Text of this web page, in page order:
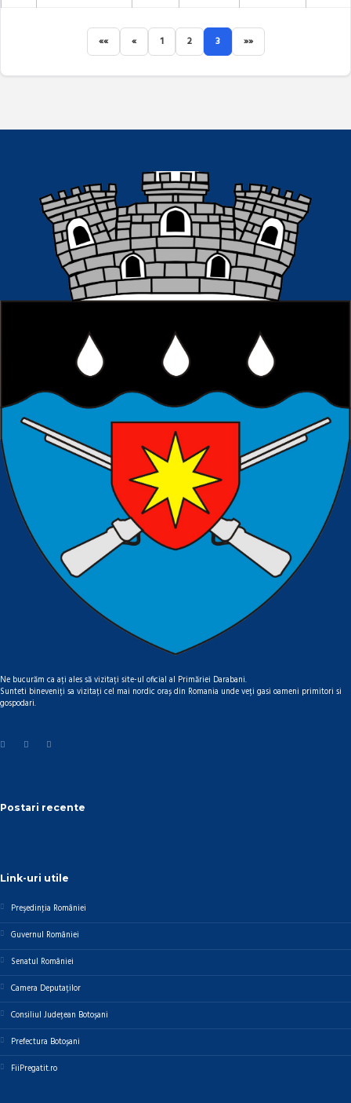
«« « 1 2 3 »»
Ne bucurăm ca ați ales să vizitați site-ul oficial al Primăriei Darabani.
Sunteti bineveniți sa vizitați cel mai nordic oraș din Romania unde veți gasi oameni primitori si
gospodari.
Postari recente
Link-uri utile
Preşedinţia României
Guvernul României
Senatul României
Camera Deputaților
Consiliul Județean Botoșani
Prefectura Botoșani
FiiPregatit.ro